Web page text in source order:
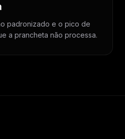
padronizado e o pico de
a prancheta não processa.